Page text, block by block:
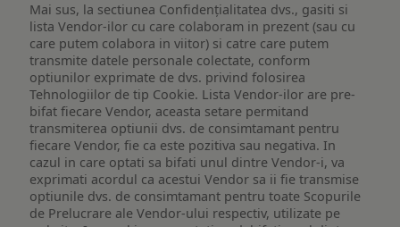
Mai sus, la sectiunea Confidențialitatea dvs., gasiti si
lista Vendor-ilor cu care colaboram in prezent (sau cu
care putem colabora in viitor) si catre care putem
transmite datele personale colectate, conform
optiunilor exprimate de dvs. privind folosirea
Tehnologiilor de tip Cookie. Lista Vendor-ilor are pre-
bifat fiecare Vendor, aceasta setare permitand
transmiterea optiunii dvs. de consimtamant pentru
fiecare Vendor, fie ca este pozitiva sau negativa. In
cazul in care optati sa bifati unul dintre Vendor-i, va
exprimati acordul ca acestui Vendor sa ii fie transmise
optiunile dvs. de consimtamant pentru toate Scopurile
de Prelucrare ale Vendor-ului respectiv, utilizate pe